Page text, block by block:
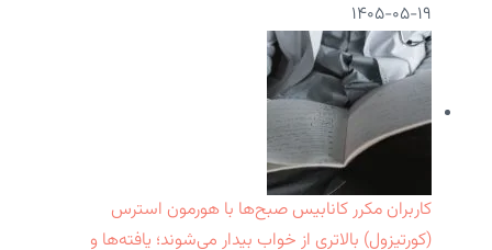
۱۴۰۵-۰۵-۱۹
کاربران مکرر کانابیس صبح‌ها با هورمون استرس
(کورتیزول) بالاتری از خواب بیدار می‌شوند؛ یافته‌ها و